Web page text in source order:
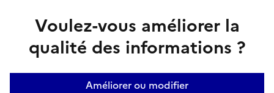
Voulez-vous améliorer la
qualité des informations ?
Améliorer ou modifier